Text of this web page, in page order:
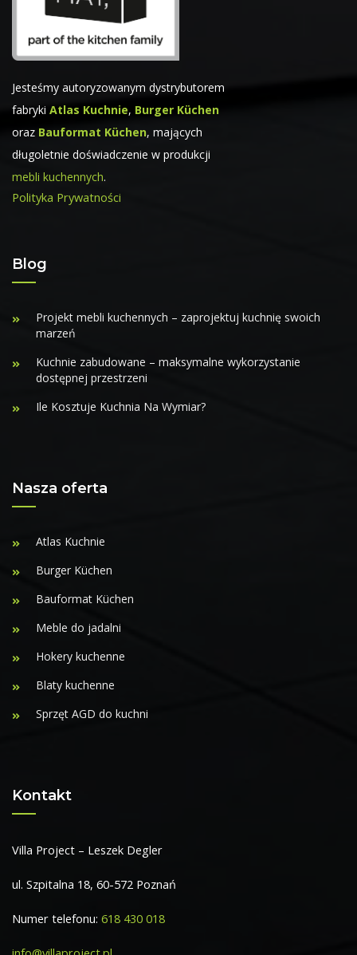
Jesteśmy autoryzowanym dystrybutorem
fabryki Atlas Kuchnie, Burger Küchen
oraz Bauformat Küchen, mających
długoletnie doświadczenie w produkcji
mebli kuchennych.
Polityka Prywatności
Blog
Projekt mebli kuchennych – zaprojektuj kuchnię swoich
marzeń
Kuchnie zabudowane – maksymalne wykorzystanie
dostępnej przestrzeni
Ile Kosztuje Kuchnia Na Wymiar?
Nasza oferta
Atlas Kuchnie
Burger Küchen
Bauformat Küchen
Meble do jadalni
Hokery kuchenne
Blaty kuchenne
Sprzęt AGD do kuchni
Kontakt
Villa Project – Leszek Degler
ul. Szpitalna 18, 60-572 Poznań
Numer telefonu: 618 430 018